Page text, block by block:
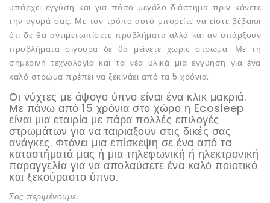
υπάρχει εγγύση και για πόσο μεγάλο διάστημα πριν κάνετε
την αγορά σας. Με τον τρόπο αυτό μπορείτε να είστε βέβαιοι
ότι δε θα αντιμετωπίσετε προβλήματα αλλά και αν υπάρξουν
προβλήματα σίγουρα δε θα μείνετε χωρίς στρωμα. Με τη
σημερινή τεχνολογία και τα νέα υλικά μια εγγύηση για ένα
καλό στρώμα πρέπει να ξεκινάει από τα 5 χρόνια.
Οι νύχτες με άψογο ύπνο είναι ένα κλικ μακριά.
Με πάνω από 15 χρόνια στο χώρο η Ecosleep
είναι μια εταιρία με πάρα πολλές επιλογές
στρωμάτων για να ταιριαξουν στις δικές σας
ανάγκες. Φτάνει μια επίσκεψη σε ένα από τα
καταστήματά μας ή μια τηλεφωνική ή ηλεκτρονική
παραγγελία για να απολαύσετε ένα καλό ποιοτικό
και ξεκούραστο ύπνο.
Σας περιμένουμε.